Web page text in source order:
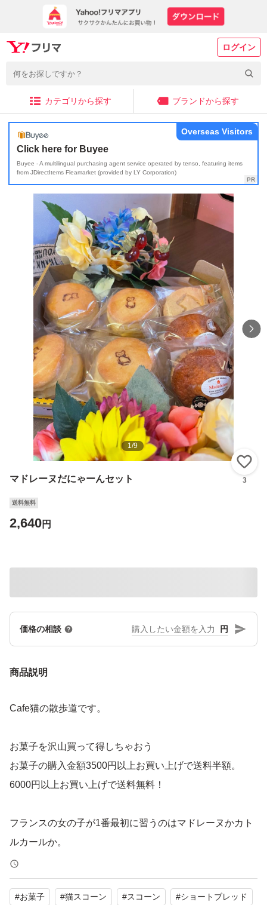
ログイン
カテゴリから探す ブランドから探す
Click here for Buyee
Buyee - A multilingual purchasing agent service operated by tenso, featuring items
from JDirectItems Fleamarket (provided by LY Corporation)
Overseas Visitors
1/9
マドレーヌだにゃーんセット 3
送料無料
2,640円
価格の相談 円
商品説明
Cafe猫の散歩道です。
お菓子を沢山買って得しちゃおう
お菓子の購入金額3500円以上お買い上げで送料半額。
6000円以上お買い上げで送料無料！
フランスの女の子が1番最初に習うのはマドレーヌかカト
ルカールか。
ふわりと香るバターの香りが優しくも懐かしい味わいで
す。
#お菓子 #猫スコーン #スコーン #ショートブレッド